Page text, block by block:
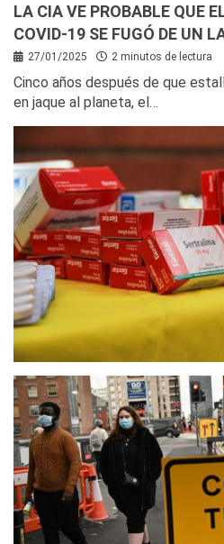
LA CIA VE PROBABLE QUE
COVID-19 SE FUGÓ DE UN
27/01/2025 2 minutos de lectura
Cinco años después de que
en jaque al planeta, el…